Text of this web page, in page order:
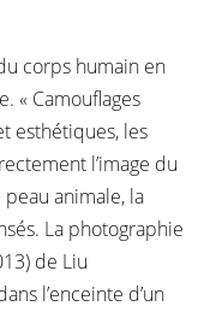
corps humain en
« Camouflages
esthétiques, les
l’image du
animale, la
La photographie
de Liu
l’enceinte d’un